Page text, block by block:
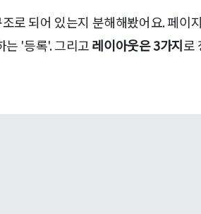
로 되어 있는지 분해해봤어요. 페이
는 '등록'. 그리고레이아웃은 3가지로